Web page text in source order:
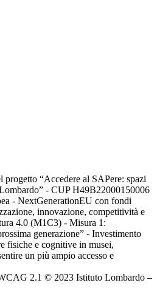
progetto “Accedere al SAPere: spazi
- CUP H49B22000150006
- NextGenerationEU con fondi
innovazione, competitività e
4.0 (M1C3) - Misura 1:
generazione” - Investimento
fisiche e cognitive in musei,
un più ampio accesso e
2.1 © 2023 Istituto Lombardo –